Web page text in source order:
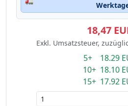
18,47
Exkl. Umsatzsteuer,
5+ 18.29
10+ 18.10
15+ 17.92